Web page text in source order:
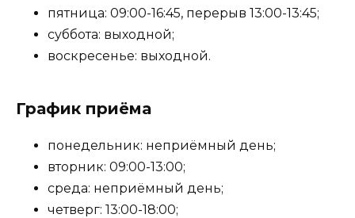
пятница: 09:00-16:45, перерыв 13:00-13:45;
суббота: выходной;
воскресенье: выходной.
График приёма
понедельник: неприёмный день;
вторник: 09:00-13:00;
среда: неприёмный день;
четверг: 13:00-18:00;